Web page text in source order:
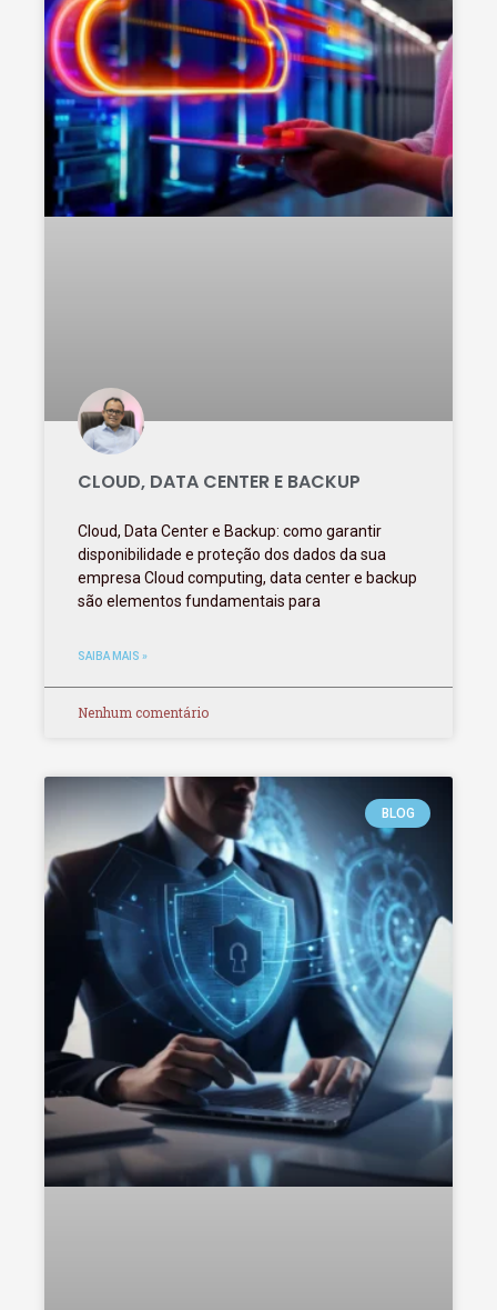
CLOUD, DATA CENTER E BACKUP
Cloud, Data Center e Backup: como garantir
disponibilidade e proteção dos dados da sua
empresa Cloud computing, data center e backup
são elementos fundamentais para
SAIBA MAIS »
Nenhum comentário
BLOG